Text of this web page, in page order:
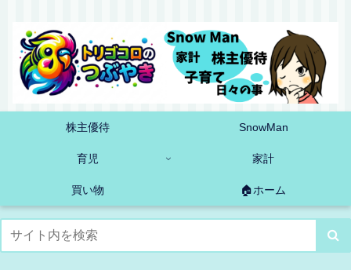
株主優待 SnowMan
育児 家計
買い物 🏠ホーム